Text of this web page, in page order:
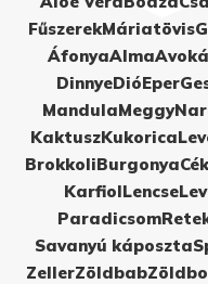
FűszerekMáriatövis
ÁfonyaAlma
DinnyeDióEper
MandulaMeggy
KaktuszKukorica
BrokkoliBurgonya
KarfiolLencse
Paradicsom
Savanyú káposzta
ZellerZöldbab